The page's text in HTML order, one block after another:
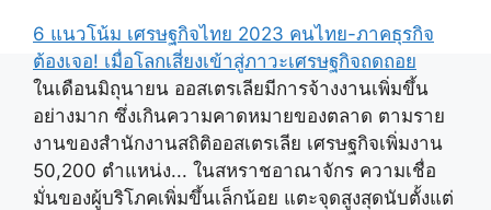
6 แนวโน้ม เศรษฐกิจไทย 2023 คนไทย-ภาคธุรกิจ
ต้องเจอ! เมื่อโลกเสี่ยงเข้าสู่ภาวะเศรษฐกิจถดถอย
ในเดือนมิถุนายน ออสเตรเลียมีการจ้างงานเพิ่มขึ้น
อย่างมาก ซึ่งเกินความคาดหมายของตลาด ตามราย
งานของสํานักงานสถิติออสเตรเลีย เศรษฐกิจเพิ่มงาน
50,200 ตําแหน่ง... ในสหราชอาณาจักร ความเชื่อ
มั่นของผู้บริโภคเพิ่มขึ้นเล็กน้อย แตะจุดสูงสุดนับตั้งแต่